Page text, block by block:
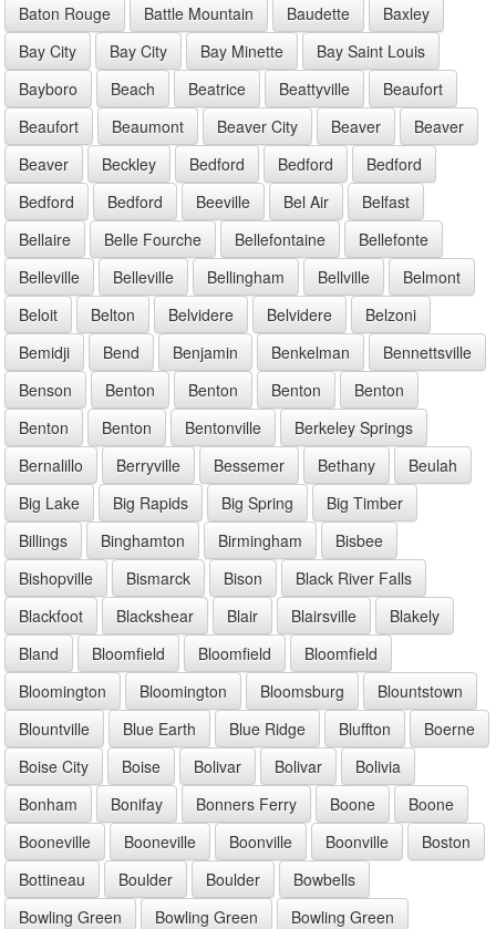
Baton Rouge
Battle Mountain Baudette
Baxley
Bay City
Bay City Bay Minette
Bay Saint Louis
Bayboro
Beach Beatrice Beattyville
Beaufort
Beaufort
Beaumont Beaver City Beaver
Beaver
Beaver
Beckley Bedford Bedford
Bedford
Bedford
Bedford Beeville Bel Air
Belfast
Bellaire
Belle Fourche Bellefontaine
Bellefonte
Belleville
Belleville Bellingham Bellville
Belmont
Beloit
Belton Belvidere Belvidere
Belzoni
Bemidji
Bend Benjamin Benkelman
Bennettsville
Benson
Benton Benton Benton
Benton
Benton
Benton Bentonville
Berkeley Springs
Bernalillo
Berryville Bessemer Bethany
Beulah
Big Lake
Big Rapids Big Spring
Big Timber
Billings
Binghamton Birmingham
Bisbee
Bishopville
Bismarck Bison
Black River Falls
Blackfoot
Blackshear Blair Blairsville
Blakely
Bland
Bloomfield Bloomfield
Bloomfield
Bloomington
Bloomington Bloomsburg
Blountstown
Blountville
Blue Earth Blue Ridge Bluffton
Boerne
Boise City
Boise Bolivar Bolivar
Bolivia
Bonham
Bonifay Bonners Ferry Boone
Boone
Booneville
Booneville Boonville Boonville
Boston
Bottineau
Boulder Boulder
Bowbells
Bowling Green
Bowling Green
Bowling Green